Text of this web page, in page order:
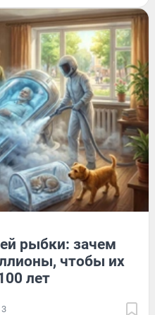
рыбки: зачем
чтобы их
лет
3